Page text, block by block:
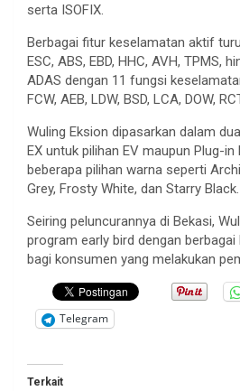
serta ISOFIX.
Berbagai fitur keselamatan aktif
ESC, ABS, EBD, HHC, AVH, TPMS,
ADAS dengan 11 fungsi
FCW, AEB, LDW, BSD, LCA, DOW,
Wuling Eksion dipasarkan dalam
EX untuk pilihan EV maupun Plug-in
beberapa pilihan warna seperti
Grey, Frosty White, dan Starry Black.
Seiring peluncurannya di Bekasi,
program early bird dengan
bagi konsumen yang melakukan
Telegram
Terkait